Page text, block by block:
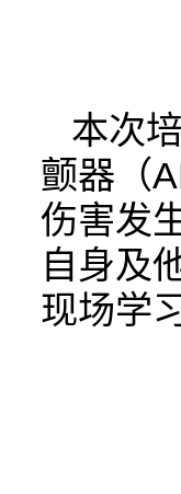
本次
颤器（
伤害发
自身及
现场学